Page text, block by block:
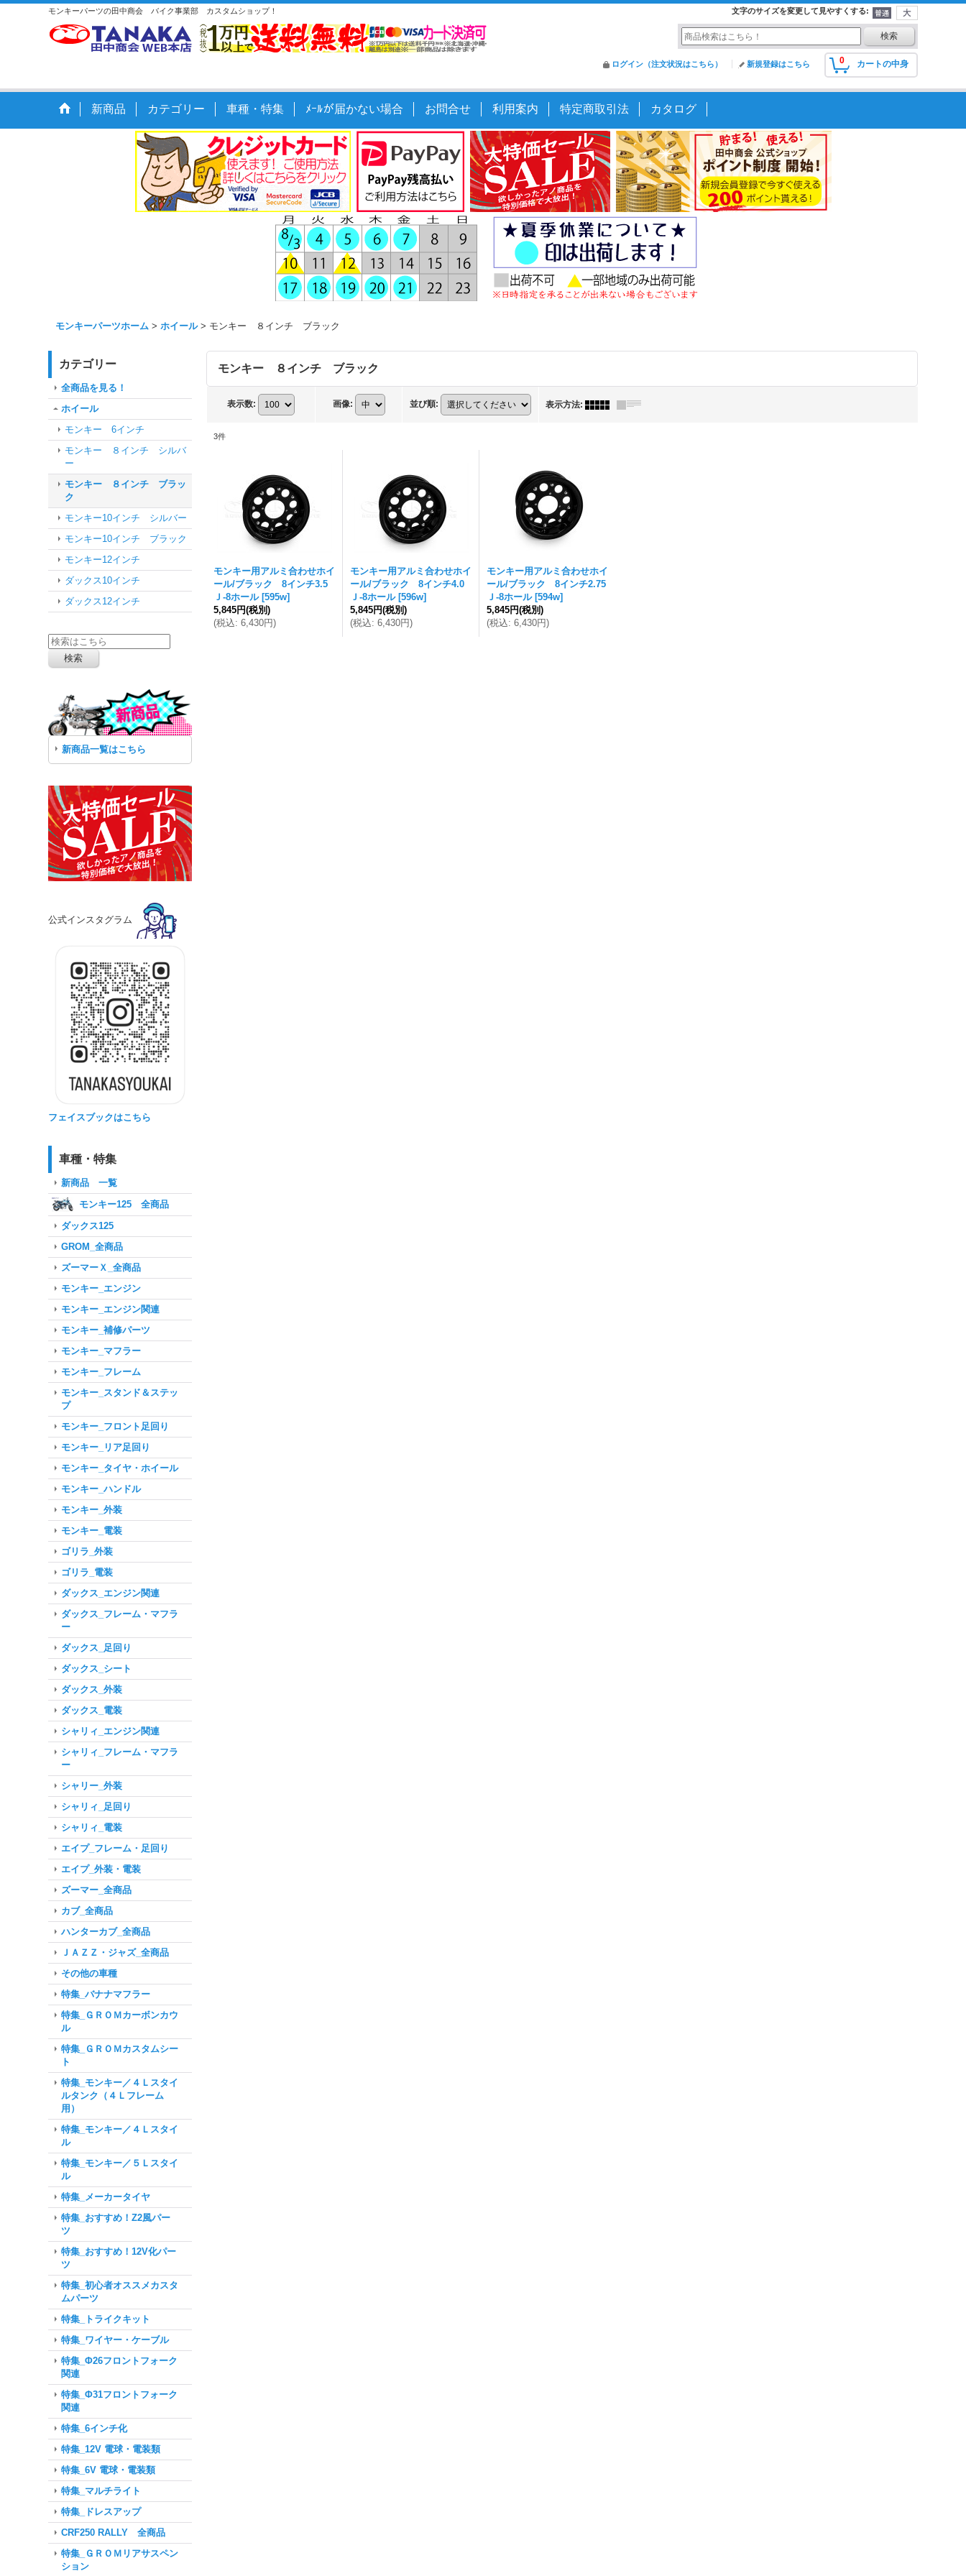
モンキーパーツの田中商会 バイク事業部 カスタムショップ！ 文字のサイズを変更して見やすくする:
0 カートの中身
ログイン（注文状況はこちら） 新規登録はこちら
新商品 カテゴリー 車種・特集 ﾒｰﾙが届かない場合 お問合せ 利用案内 特定商取引法 カタログ
モンキーパーツホーム > ホイール > モンキー ８インチ ブラック
カテゴリー
全商品を見る！
ホイール
モンキー 6インチ
モンキー ８インチ シルバ
ー
モンキー ８インチ ブラッ
ク
モンキー10インチ シルバー
モンキー10インチ ブラック
モンキー12インチ
ダックス10インチ
ダックス12インチ
新商品一覧はこちら
公式インスタグラム
フェイスブックはこちら
車種・特集
新商品 一覧
モンキー125 全商品
ダックス125
GROM_全商品
ズーマーＸ_全商品
モンキー_エンジン
モンキー_エンジン関連
モンキー_補修パーツ
モンキー_マフラー
モンキー_フレーム
モンキー_スタンド＆ステッ
プ
モンキー_フロント足回り
モンキー_リア足回り
モンキー_タイヤ・ホイール
モンキー_ハンドル
モンキー_外装
モンキー_電装
ゴリラ_外装
ゴリラ_電装
ダックス_エンジン関連
ダックス_フレーム・マフラ
ー
ダックス_足回り
ダックス_シート
ダックス_外装
ダックス_電装
シャリィ_エンジン関連
シャリィ_フレーム・マフラ
ー
シャリー_外装
シャリィ_足回り
シャリィ_電装
エイプ_フレーム・足回り
エイプ_外装・電装
ズーマー_全商品
カブ_全商品
ハンターカブ_全商品
ＪＡＺＺ・ジャズ_全商品
その他の車種
特集_バナナマフラー
特集_ＧＲＯＭカーボンカウ
ル
特集_ＧＲＯＭカスタムシー
ト
特集_モンキー／４Ｌスタイ
ルタンク（４Ｌフレーム
用）
特集_モンキー／４Ｌスタイ
ル
特集_モンキー／５Ｌスタイ
ル
特集_メーカータイヤ
特集_おすすめ！Z2風パー
ツ
特集_おすすめ！12V化パー
ツ
特集_初心者オススメカスタ
ムパーツ
特集_トライクキット
特集_ワイヤー・ケーブル
特集_Φ26フロントフォーク
関連
特集_Φ31フロントフォーク
関連
特集_6インチ化
特集_12V 電球・電装類
特集_6V 電球・電装類
特集_マルチライト
特集_ドレスアップ
CRF250 RALLY 全商品
特集_ＧＲＯＭリアサスペン
ション
モンキー ８インチ ブラック
表示数: 画像: 並び順: 表示方法:
3件
モンキー用アルミ合わせホイ
ール/ブラック 8インチ3.5
Ｊ-8ホール [595w]
5,845円(税別)
(税込: 6,430円)
モンキー用アルミ合わせホイ
ール/ブラック 8インチ4.0
Ｊ-8ホール [596w]
5,845円(税別)
(税込: 6,430円)
モンキー用アルミ合わせホイ
ール/ブラック 8インチ2.75
Ｊ-8ホール [594w]
5,845円(税別)
(税込: 6,430円)